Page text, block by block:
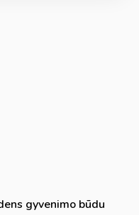
gyvenimo būdu